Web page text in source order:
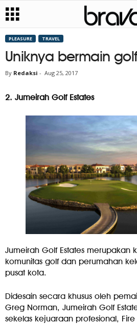
PLEASURE TRAVEL
Uniknya bermain
By Redaksi - Aug 25, 2017
2. Jumeirah Golf Estates
Jumeirah Golf Estates merupakan
komunitas golf dan perumahan
pusat kota.
Didesain secara khusus oleh
Greg Norman, Jumeirah Golf
sekelas kejuaraan profesional,